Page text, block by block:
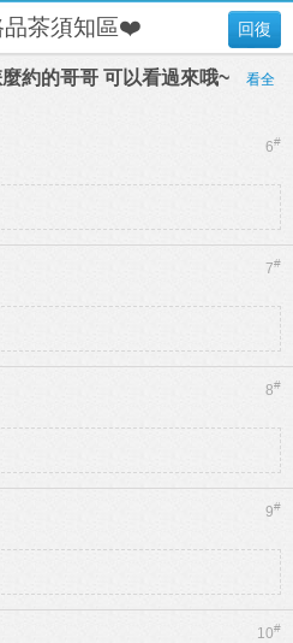
回復
茶須知區❤️
約的哥哥 可以看過來哦~
看全
6#
7#
8#
9#
10#